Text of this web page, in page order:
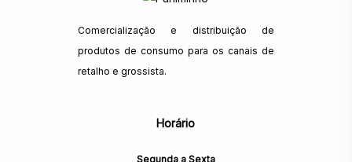
Comercialização e distribuição de
produtos de consumo para os canais de
retalho e grossista.
Horário
Segunda a Sexta